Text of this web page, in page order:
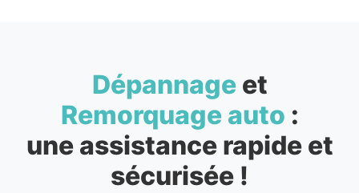
Dépannageet
Remorquage auto :
une assistance rapide et
sécurisée !